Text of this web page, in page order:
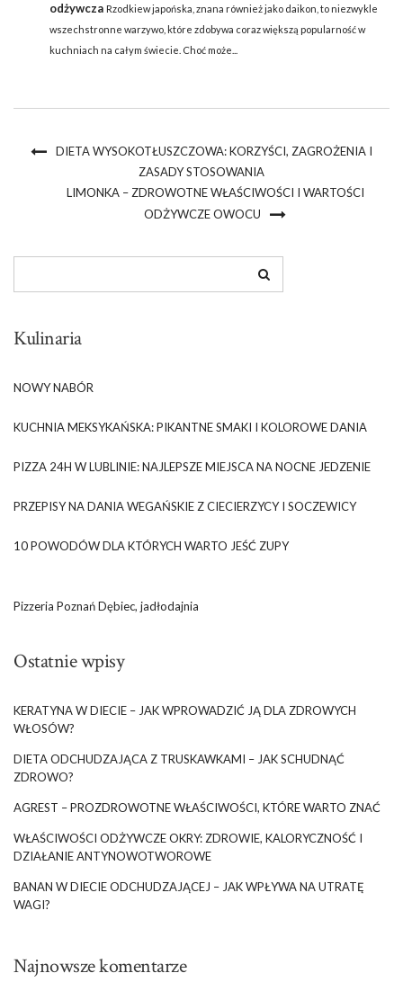
odżywcza Rzodkiew japońska, znana również jako daikon, to niezwykle
wszechstronne warzywo, które zdobywa coraz większą popularność w
kuchniach na całym świecie. Choć może...
DIETA WYSOKOTŁUSZCZOWA: KORZYŚCI, ZAGROŻENIA I
ZASADY STOSOWANIA
LIMONKA – ZDROWOTNE WŁAŚCIWOŚCI I WARTOŚCI
ODŻYWCZE OWOCU
Kulinaria
NOWY NABÓR
KUCHNIA MEKSYKAŃSKA: PIKANTNE SMAKI I KOLOROWE DANIA
PIZZA 24H W LUBLINIE: NAJLEPSZE MIEJSCA NA NOCNE JEDZENIE
PRZEPISY NA DANIA WEGAŃSKIE Z CIECIERZYCY I SOCZEWICY
10 POWODÓW DLA KTÓRYCH WARTO JEŚĆ ZUPY
Pizzeria Poznań Dębiec, jadłodajnia
Ostatnie wpisy
KERATYNA W DIECIE – JAK WPROWADZIĆ JĄ DLA ZDROWYCH
WŁOSÓW?
DIETA ODCHUDZAJĄCA Z TRUSKAWKAMI – JAK SCHUDNĄĆ
ZDROWO?
AGREST – PROZDROWOTNE WŁAŚCIWOŚCI, KTÓRE WARTO ZNAĆ
WŁAŚCIWOŚCI ODŻYWCZE OKRY: ZDROWIE, KALORYCZNOŚĆ I
DZIAŁANIE ANTYNOWOTWOROWE
BANAN W DIECIE ODCHUDZAJĄCEJ – JAK WPŁYWA NA UTRATĘ
WAGI?
Najnowsze komentarze